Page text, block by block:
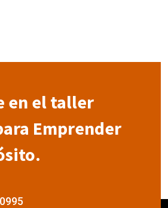
en el taller
Emprender